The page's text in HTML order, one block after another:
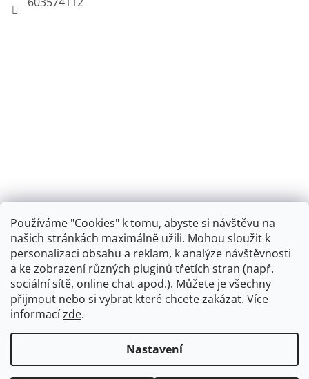
Používáme "Cookies" k tomu, abyste si návštěvu na
našich stránkách maximálně užili. Mohou sloužit k
personalizaci obsahu a reklam, k analýze návštěvnosti
a ke zobrazení různých pluginů třetích stran (např.
sociální sítě, online chat apod.). Můžete je všechny
přijmout nebo si vybrat které chcete zakázat. Více
informacízde.
Nastavení
Retro koupelna
Vytvořil Shoptet + plnenieshopu.cz